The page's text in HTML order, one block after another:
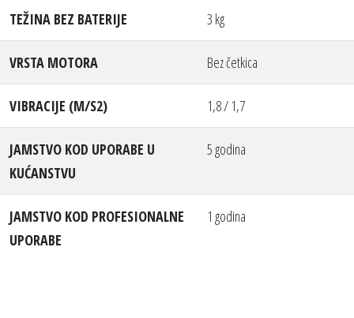
TEŽINA BEZ BATERIJE 3 kg
VRSTA MOTORA Bez četkica
VIBRACIJE (M/S2) 1,8 / 1,7
JAMSTVO KOD UPORABE U
KUĆANSTVU
5 godina
JAMSTVO KOD PROFESIONALNE
UPORABE
1 godina